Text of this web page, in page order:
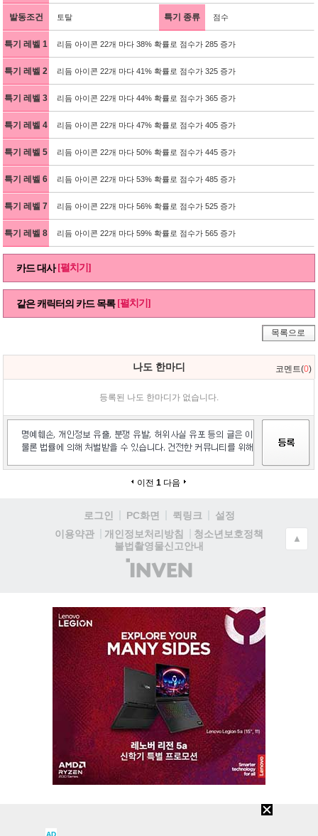
발동조건 토탈 특기 종류 점수
특기 레벨 1 리듬 아이콘 22개 마다 38% 확률로 점수가 285 증가
특기 레벨 2 리듬 아이콘 22개 마다 41% 확률로 점수가 325 증가
특기 레벨 3 리듬 아이콘 22개 마다 44% 확률로 점수가 365 증가
특기 레벨 4 리듬 아이콘 22개 마다 47% 확률로 점수가 405 증가
특기 레벨 5 리듬 아이콘 22개 마다 50% 확률로 점수가 445 증가
특기 레벨 6 리듬 아이콘 22개 마다 53% 확률로 점수가 485 증가
특기 레벨 7 리듬 아이콘 22개 마다 56% 확률로 점수가 525 증가
특기 레벨 8 리듬 아이콘 22개 마다 59% 확률로 점수가 565 증가
카드 대사 [펼치기]
같은 캐릭터의 카드 목록 [펼치기]
목록으로
나도 한마디 코멘트(0)
등록된 나도 한마디가 없습니다.
이전 1 다음
로그인 PC화면 퀵링크
설정
이용약관
개인정보처리방침
청소년보호정책
불법촬영물신고안내
(주)
인
▲
AD